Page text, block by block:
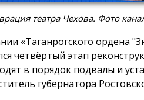
театра Чехова. Фото
«Таганрогского ордена
четвёртый этап
в порядок подвалы и
губернатора